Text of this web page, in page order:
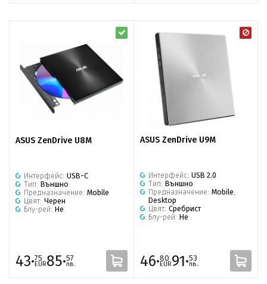
ASUS ZenDrive U8M
Интерфейс: USB-C
Тип: Външно
Предназначение: Mobile
Цвят: Черен
Блу-рей: Не
43·75
EUR85·57
лв.
ASUS ZenDrive U9M
Интерфейс: USB 2.0
Тип: Външно
Предназначение: Mobile,
Desktop
Цвят: Сребрист
Блу-рей: Не
46·80
EUR91·53
лв.